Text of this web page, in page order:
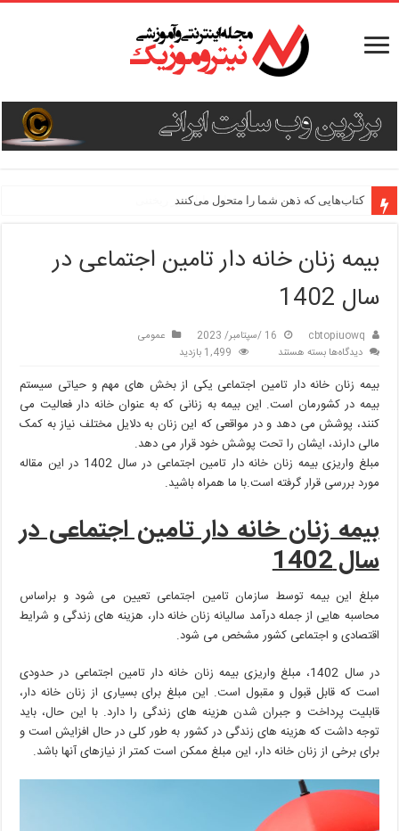
کتاب‌هایی که ذهن شما را متحول می‌کنند
بیمه زنان خانه دار تامین اجتماعی در
سال 1402
cbtopiuowq 16 /سپتامبر/ 2023
عمومی
دیدگاه‌هابرای
زنان
خانه
دار
تامین
اجتماعی
در
سال
بسته هستند 1,499 بازدید
بیمه زنان خانه دار تامین اجتماعی یکی از بخش های مهم و حیاتی سیستم
بیمه در کشورمان است. این بیمه به زنانی که به عنوان خانه دار فعالیت می
کنند، پوشش می دهد و در مواقعی که این زنان به دلایل مختلف نیاز به کمک
مالی دارند، ایشان را تحت پوشش خود قرار می دهد.
مبلغ واریزی بیمه زنان خانه دار تامین اجتماعی در سال 1402 در این مقاله
مورد بررسی قرار گرفته است.با ما همراه باشید.
بیمه زنان خانه دار تامین اجتماعی در
سال 1402
مبلغ این بیمه توسط سازمان تامین اجتماعی تعیین می شود و براساس
محاسبه هایی از جمله درآمد سالیانه زنان خانه دار، هزینه های زندگی و شرایط
اقتصادی و اجتماعی کشور مشخص می شود.
در سال 1402، مبلغ واریزی بیمه زنان خانه دار تامین اجتماعی در حدودی
است که قابل قبول و مقبول است. این مبلغ برای بسیاری از زنان خانه دار،
قابلیت پرداخت و جبران شدن هزینه های زندگی را دارد. با این حال، باید
توجه داشت که هزینه های زندگی در کشور به طور کلی در حال افزایش است و
برای برخی از زنان خانه دار، این مبلغ ممکن است کمتر از نیازهای آنها باشد.